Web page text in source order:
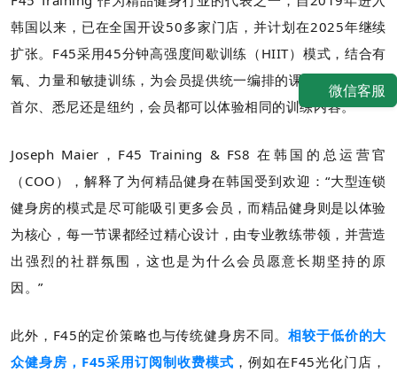
韩国以来，已在全国开设50多家门店，并计划在2025年继续
扩张。F45采用45分钟高强度间歇训练（HIIT）模式，结合有
氧、力量和敏捷训练，为会员提供统一编排的课程，不论是在
首尔、悉尼还是纽约，会员都可以体验相同的训练内容。
Joseph Maier，F45 Training & FS8 在韩国的总运营官
（COO），解释了为何精品健身在韩国受到欢迎：“大型连锁
健身房的模式是尽可能吸引更多会员，而精品健身则是以体验
为核心，每一节课都经过精心设计，由专业教练带领，并营造
出强烈的社群氛围，这也是为什么会员愿意长期坚持的原
因。”
此外，F45的定价策略也与传统健身房不同。相较于低价的大
众健身房，F45采用订阅制收费模式 ，例如在F45光化门店，
微信客服